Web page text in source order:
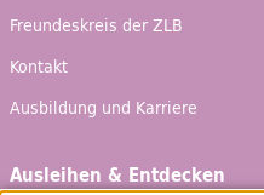
Freundeskreis der ZLB
Kontakt
Ausbildung und Karriere
Ausleihen & Entdecken